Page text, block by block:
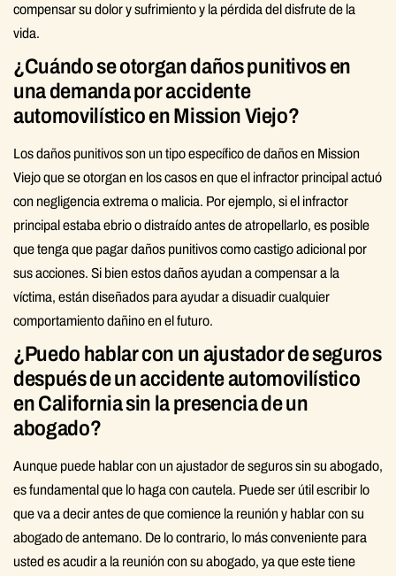
compensar su dolor y sufrimiento y la pérdida del disfrute de la
vida.
¿Cuándo se otorgan daños punitivos en
una demanda por accidente
automovilístico en Mission Viejo?
Los daños punitivos son un tipo específico de daños en Mission
Viejo que se otorgan en los casos en que el infractor principal actuó
con negligencia extrema o malicia. Por ejemplo, si el infractor
principal estaba ebrio o distraído antes de atropellarlo, es posible
que tenga que pagar daños punitivos como castigo adicional por
sus acciones. Si bien estos daños ayudan a compensar a la
víctima, están diseñados para ayudar a disuadir cualquier
comportamiento dañino en el futuro.
¿Puedo hablar con un ajustador de seguros
después de un accidente automovilístico
en California sin la presencia de un
abogado?
Aunque puede hablar con un ajustador de seguros sin su abogado,
es fundamental que lo haga con cautela. Puede ser útil escribir lo
que va a decir antes de que comience la reunión y hablar con su
abogado de antemano. De lo contrario, lo más conveniente para
usted es acudir a la reunión con su abogado, ya que este tiene